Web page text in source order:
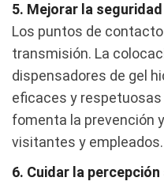
5. Mejorar la
Los puntos de
transmisión. La
dispensadores de gel
eficaces y respetuosas
fomenta la prevención
visitantes y empleados.
6. Cuidar la